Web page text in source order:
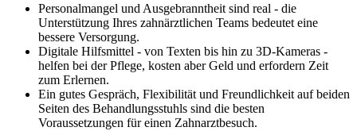
Personalmangel und Ausgebranntheit sind real - die
Unterstützung Ihres zahnärztlichen Teams bedeutet eine
bessere Versorgung.
Digitale Hilfsmittel - von Texten bis hin zu 3D-Kameras -
helfen bei der Pflege, kosten aber Geld und erfordern Zeit
zum Erlernen.
Ein gutes Gespräch, Flexibilität und Freundlichkeit auf beiden
Seiten des Behandlungsstuhls sind die besten
Voraussetzungen für einen Zahnarztbesuch.